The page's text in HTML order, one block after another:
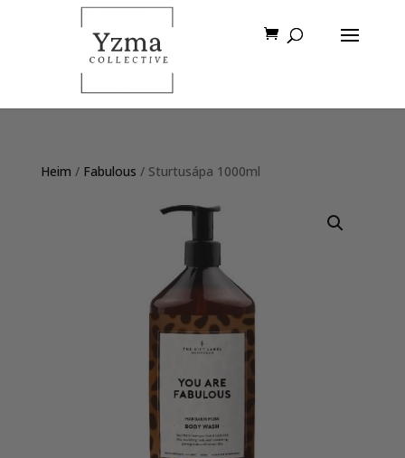
Heim / Fabulous / Sturtusápa 1000ml